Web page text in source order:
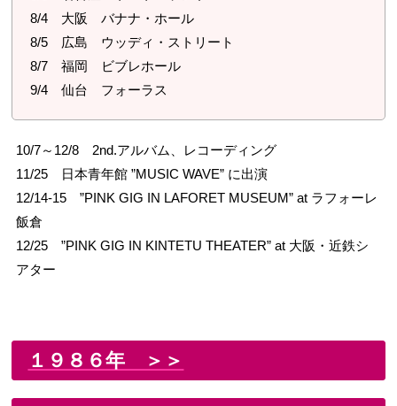
8/4 大阪 バナナ・ホール
8/5 広島 ウッディ・ストリート
8/7 福岡 ビブレホール
9/4 仙台 フォーラス
10/7～12/8 2nd.アルバム、レコーディング
11/25 日本青年館 ”MUSIC WAVE” に出演
12/14-15 ”PINK GIG IN LAFORET MUSEUM” at ラフォーレ
飯倉
12/25 ”PINK GIG IN KINTETU THEATER” at 大阪・近鉄シ
アター
１９８６年 ＞＞